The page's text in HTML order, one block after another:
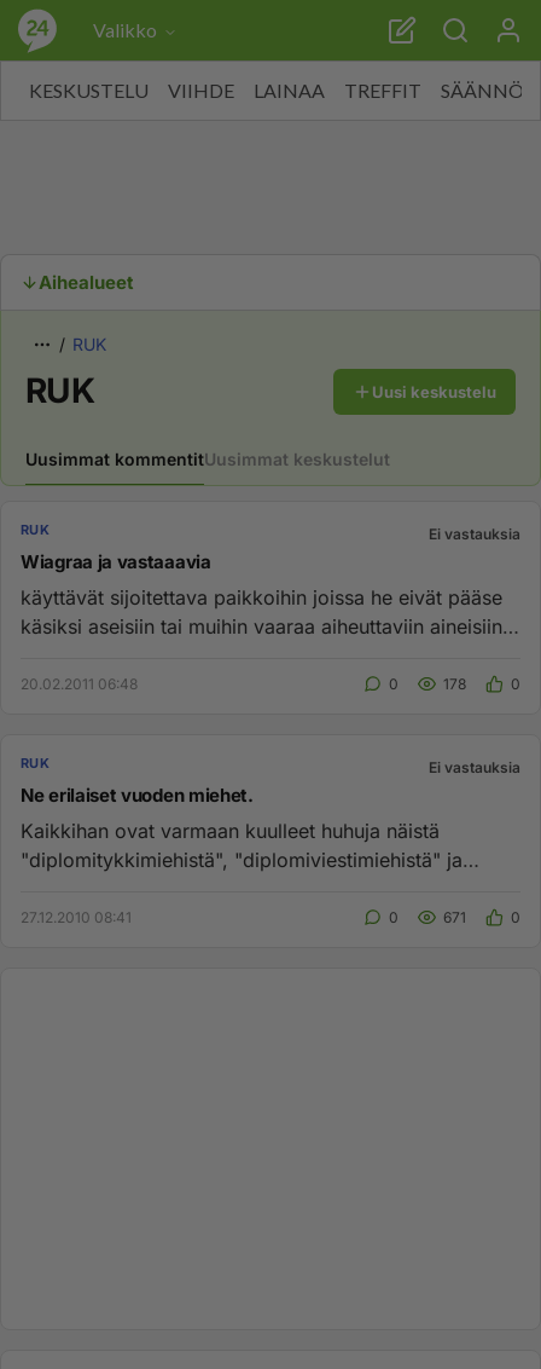
Valikko
KESKUSTELU VIIHDE LAINAA TREFFIT SÄÄNNÖT
Aihealueet
RUK
RUK Uusi keskustelu
Uusimmat kommentitUusimmat keskustelut
RUK Ei vastauksia
Wiagraa ja vastaaavia
käyttävät sijoitettava paikkoihin joissa he eivät pääse
käsiksi aseisiin tai muihin vaaraa aiheuttaviin aineisiin
20.02.2011 06:48 0 178 0
RUK Ei vastauksia
Ne erilaiset vuoden miehet.
Kaikkihan ovat varmaan kuulleet huhuja näistä
"diplomitykkimiehistä", "diplomiviestimiehistä" ja
27.12.2010 08:41 0 671 0